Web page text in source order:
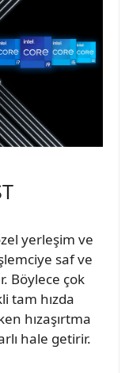
yerleşim ve
saf ve
Böylece çok
tam hızda
hızaşırtma
hale getirir.